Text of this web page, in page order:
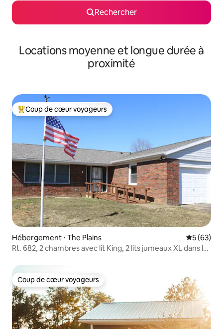
Rechercher
Locations moyenne et longue durée à
proximité
Coups de cœur voyageurs les plus appréciés
Coup de cœur voyageurs
Hébergement ⋅ The Plains
5 (63)
Rt. 682, 2 chambres avec lit King, 2 lits jumeaux XL dans la
Coup de cœur voyageurs
Coup de cœur voyageurs